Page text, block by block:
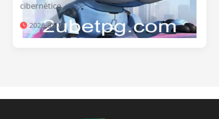
cibernético.
2026-05-21